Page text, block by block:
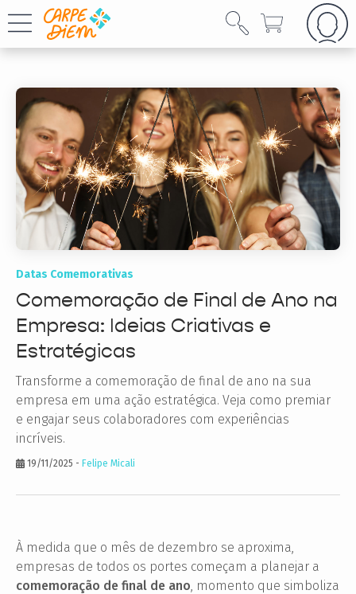
Datas Comemorativas
Comemoração de Final de Ano na
Empresa: Ideias Criativas e
Estratégicas
Transforme a comemoração de final de ano na sua
empresa em uma ação estratégica. Veja como premiar
e engajar seus colaboradores com experiências
incríveis.
19/11/2025 - Felipe Micali
À medida que o mês de dezembro se aproxima,
empresas de todos os portes começam a planejar a
comemoração de final de ano, momento que simboliza